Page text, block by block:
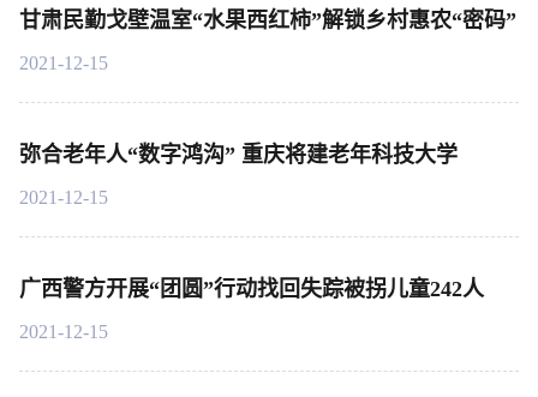
甘肃民勤戈壁温室“水果西红柿”解锁乡村惠农“密码”
2021-12-15
弥合老年人“数字鸿沟” 重庆将建老年科技大学
2021-12-15
广西警方开展“团圆”行动找回失踪被拐儿童242人
2021-12-15